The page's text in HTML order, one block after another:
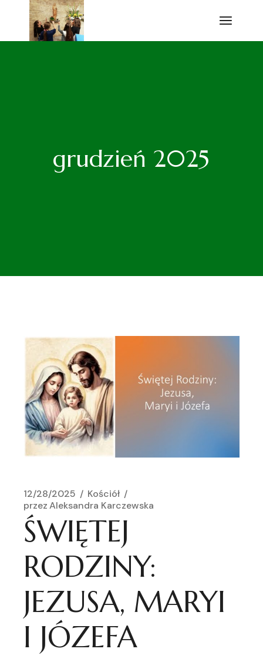
Przejdź
grudzień 2025
12/28/2025
Kościół
przez Aleksandra Karczewska
ŚWIĘTEJ
RODZINY:
JEZUSA, MARYI
I JÓZEFA